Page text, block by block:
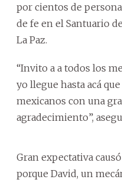
por cientos de
de fe en el Santuario
La Paz.
“Invito a a todos los
yo llegue hasta acá
mexicanos con una
agradecimiento”,
Gran expectativa
porque David, un